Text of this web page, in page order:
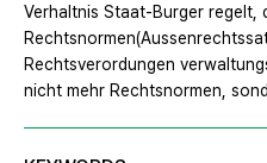
Verhaltnis Staat-Burger regelt,
Rechtsverordungen
nicht mehr Rechtsnormen,